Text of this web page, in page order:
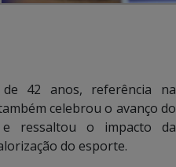
42 anos, referência na
celebrou o avanço do
ressaltou o impacto da
do esporte.